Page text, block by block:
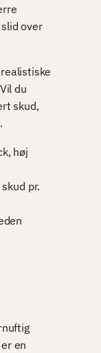
over
du
skud,
høj
pr.
en